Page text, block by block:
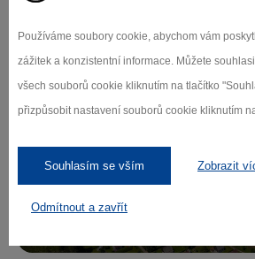
Používáme soubory cookie, abychom vám
zážitek a konzistentní informace. Můžete
všech souborů cookie kliknutím na tlačítko
přizpůsobit nastavení souborů cookie kliknutím
Souhlasím se vším Zobrazit
Odmítnout a zavřít
Přihlaste se k odběru
o novinkách.
Záleží nám na ochraně osobních